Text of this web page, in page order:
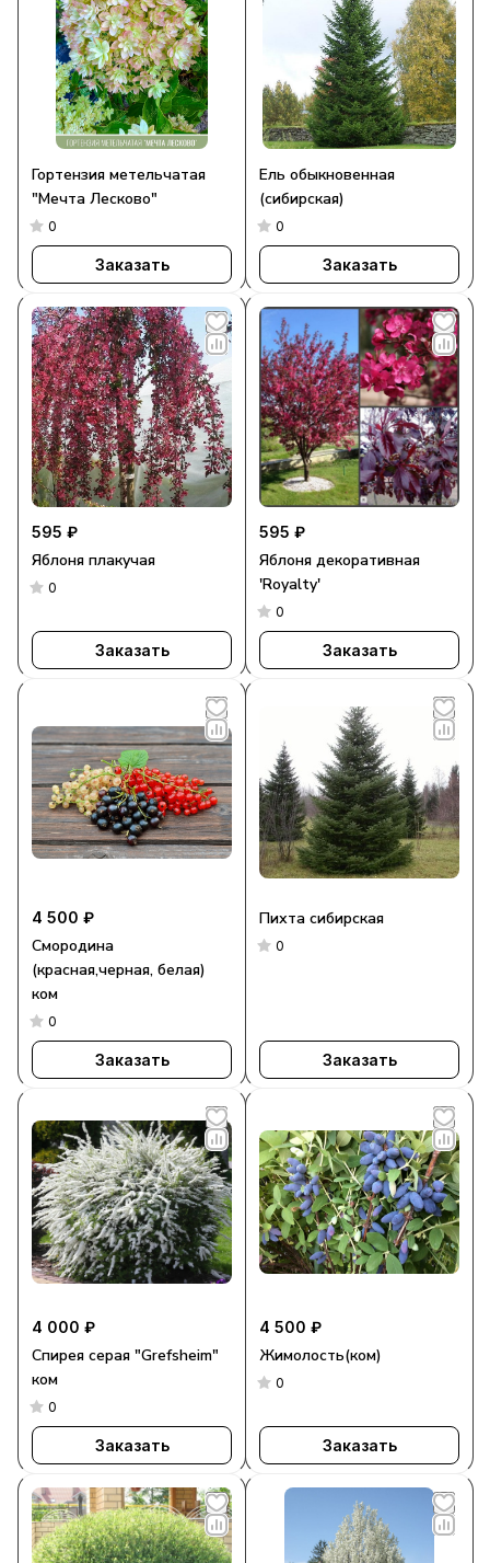
Гортензия метельчатая
"Мечта Лесково"
0
Заказать
Ель обыкновенная
(сибирская)
0
Заказать
595 ₽
Яблоня плакучая
0
Заказать
595 ₽
Яблоня декоративная
'Royalty'
0
Заказать
4 500 ₽
Смородина
(красная,черная, белая)
ком
0
Заказать
Пихта сибирская
0
Заказать
4 000 ₽
Спирея серая "Grefsheim"
ком
0
Заказать
4 500 ₽
Жимолость(ком)
0
Заказать